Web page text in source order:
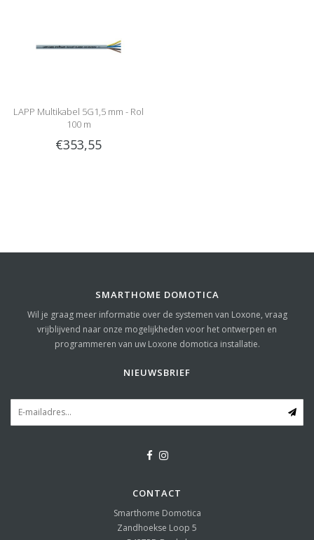
LAPP Multikabel 5G1,5 mm - Rol
100 m
€353,55
SMARTHOME DOMOTICA
Wil je graag meer informatie over de systemen van Loxone, vraag
vrijblijvend naar onze mogelijkheden voor het ontwerpen en
programmeren van uw Loxone domotica installatie.
NIEUWSBRIEF
CONTACT
Smarthome Domotica
Zandhoekse Loop 5